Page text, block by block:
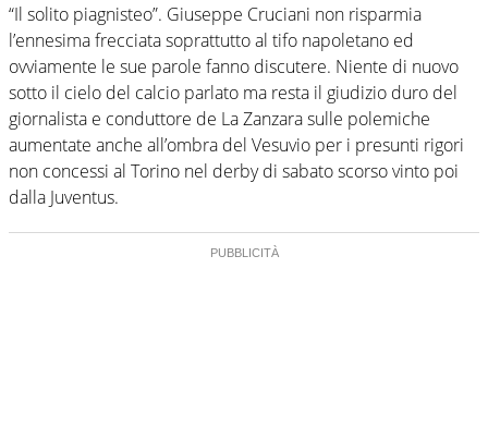
“Il solito piagnisteo”. Giuseppe Cruciani non risparmia
l’ennesima frecciata soprattutto al tifo napoletano ed
ovviamente le sue parole fanno discutere. Niente di nuovo
sotto il cielo del calcio parlato ma resta il giudizio duro del
giornalista e conduttore de La Zanzara sulle polemiche
aumentate anche all’ombra del Vesuvio per i presunti rigori
non concessi al Torino nel derby di sabato scorso vinto poi
dalla Juventus.